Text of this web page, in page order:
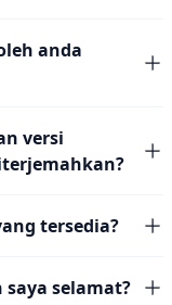
anda
versi
tersedia?
selamat?